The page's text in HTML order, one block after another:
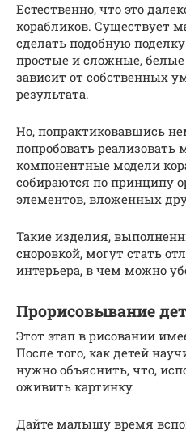
Естественно, что это
корабликов. Существует
сделать подобную
простые и сложные,
зависит от собственных
результата.
Но, попрактиковавшись
попробовать реализовать
компонентные модели
собираются по принципу
элементов, вложенных
Такие изделия,
сноровкой, могут стать
интерьера, в чем можно
Прорисовывание
Этот этап в рисовании
После того, как детей
нужно объяснить, что,
оживить картинку
Дайте малышу время